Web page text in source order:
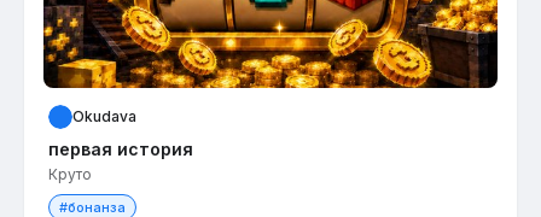
Okudava
первая история
Круто
#бонанза